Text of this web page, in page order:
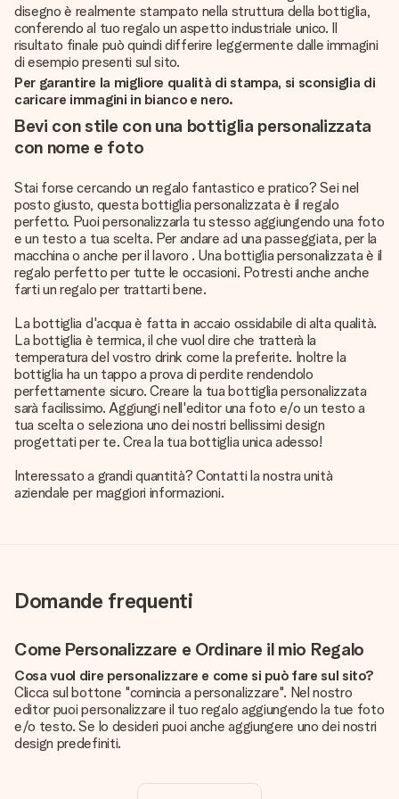
disegno è realmente stampato nella struttura della bottiglia,
conferendo al tuo regalo un aspetto industriale unico. Il
risultato finale può quindi differire leggermente dalle immagini
di esempio presenti sul sito.
Per garantire la migliore qualità di stampa, si sconsiglia di
caricare immagini in bianco e nero.
Bevi con stile con una bottiglia personalizzata
con nome e foto
Stai forse cercando un regalo fantastico e pratico? Sei nel
posto giusto, questa bottiglia personalizzata è il regalo
perfetto. Puoi personalizzarla tu stesso aggiungendo una foto
e un testo a tua scelta. Per andare ad una passeggiata, per la
macchina o anche per il lavoro . Una bottiglia personalizzata è il
regalo perfetto per tutte le occasioni. Potresti anche anche
farti un regalo per trattarti bene.
La bottiglia d'acqua è fatta in accaio ossidabile di alta qualità.
La bottiglia è termica, il che vuol dire che tratterà la
temperatura del vostro drink come la preferite. Inoltre la
bottiglia ha un tappo a prova di perdite rendendolo
perfettamente sicuro. Creare la tua bottiglia personalizzata
sarà facilissimo. Aggiungi nell'editor una foto e/o un testo a
tua scelta o seleziona uno dei nostri bellissimi design
progettati per te. Crea la tua bottiglia unica adesso!
Interessato a grandi quantità? Contatti la nostra unità
aziendale per maggiori informazioni.
Domande frequenti
Come Personalizzare e Ordinare il mio Regalo
Cosa vuol dire personalizzare e come si può fare sul sito?
Clicca sul bottone "comincia a personalizzare". Nel nostro
editor puoi personalizzare il tuo regalo aggiungendo la tue foto
e/o testo. Se lo desideri puoi anche aggiungere uno dei nostri
design predefiniti.
Certo! Il prezzo mostrato include sempre la personalizzazione